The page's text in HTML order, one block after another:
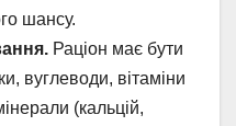
шансу.
Раціон має бути
вуглеводи, вітаміни
(кальцій,